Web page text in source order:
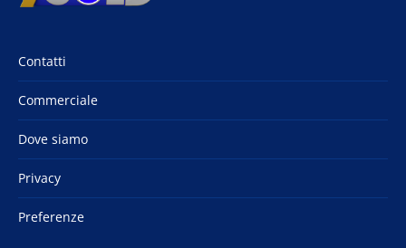
Contatti
Commerciale
Dove siamo
Privacy
Preferenze